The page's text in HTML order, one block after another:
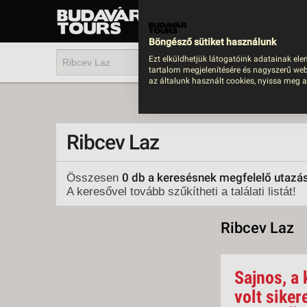
UTAZÁS
Ribcev Laz
Összesen 0 db a keresésnek megfelelő
A keresővel tovább szűkítheti a találati listát!
Ribcev Laz
Sajnos, a
volt
Böngésző sütiket használunk
Ezt elküldhetjük látogatóink adatainak
tartalom megjelenítésére és nagyszerű
az általunk használt cookies, nyissa meg